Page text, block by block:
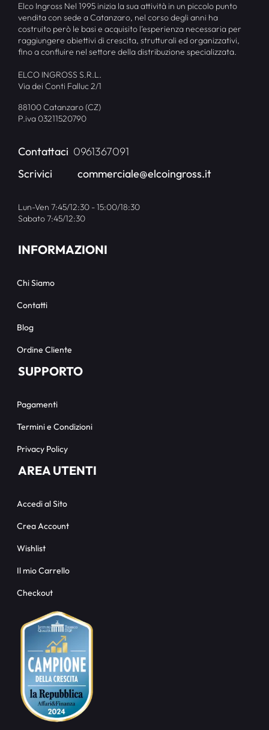
Elco Ingross Nel 1995 inizia la sua attività in un piccolo punto
vendita con sede a Catanzaro, nel corso degli anni ha
costruito però le basi e acquisito l’esperienza necessaria per
raggiungere obiettivi di crescita, strutturali ed organizzativi,
fino a confluire nel settore della distribuzione specializzata.
ELCO INGROSS S.R.L.
Via dei Conti Falluc 2/1
88100 Catanzaro (CZ)
P.iva 03211520790
Contattaci 0961367091
Scrivici
commerciale@elcoingross.it
Lun-Ven 7:45/12:30 - 15:00/18:30
Sabato 7:45/12:30
INFORMAZIONI
Chi Siamo
Contatti
Blog
Ordine Cliente
SUPPORTO
Pagamenti
Termini e Condizioni
Privacy Policy
AREA UTENTI
Accedi al Sito
Crea Account
Wishlist
Il mio Carrello
Checkout